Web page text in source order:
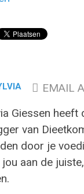
EMAIL
Giessen
van
door je
jou aan de